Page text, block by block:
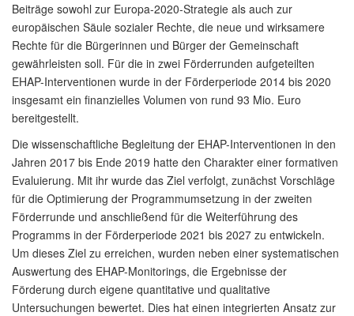
Beiträge sowohl zur Europa-2020-Strategie als auch zur
europäischen Säule sozialer Rechte, die neue und wirksamere
Rechte für die Bürgerinnen und Bürger der Gemeinschaft
gewährleisten soll. Für die in zwei Förderrunden aufgeteilten
EHAP-Interventionen wurde in der Förderperiode 2014 bis 2020
insgesamt ein finanzielles Volumen von rund 93 Mio. Euro
bereitgestellt.
Die wissenschaftliche Begleitung der EHAP-Interventionen in den
Jahren 2017 bis Ende 2019 hatte den Charakter einer formativen
Evaluierung. Mit ihr wurde das Ziel verfolgt, zunächst Vorschläge
für die Optimierung der Programmumsetzung in der zweiten
Förderrunde und anschließend für die Weiterführung des
Programms in der Förderperiode 2021 bis 2027 zu entwickeln.
Um dieses Ziel zu erreichen, wurden neben einer systematischen
Auswertung des EHAP-Monitorings, die Ergebnisse der
Förderung durch eigene quantitative und qualitative
Untersuchungen bewertet. Dies hat einen integrierten Ansatz zur